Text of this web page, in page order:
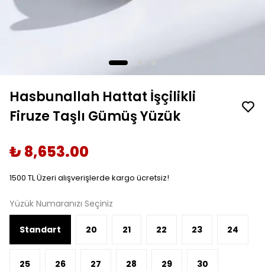
Hasbunallah Hattat İşçilikli
Firuze Taşlı Gümüş Yüzük
₺ 8,653.00
1500 TL Üzeri alışverişlerde kargo ücretsiz!
Yüzük Numaranızı Seçiniz
Standart 20 21 22 23 24
25 26 27 28 29 30